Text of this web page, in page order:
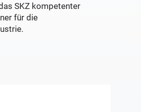
SKZ kompetenter
für die